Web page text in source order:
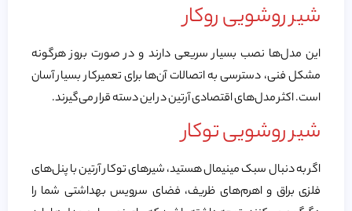
شیر روشویی روکار
این مدل‌ها نصب بسیار سریعی دارند و در صورت بروز هرگونه
مشکل فنی، دسترسی به اتصالات آن‌ها برای تعمیرکار بسیار آسان
است. اکثر مدل‌های اقتصادی آرتین در این دسته قرار می‌گیرند.
شیر روشویی توکار
اگر به دنبال سبک مینیمال هستید، شیرهای توکار آرتین با پنل‌های
فلزی براق و اهرم‌های ظریف، فضای سرویس بهداشتی شما را